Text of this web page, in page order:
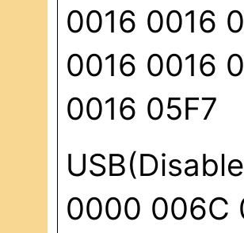
0016 0016
0016 0016
0016 05F7
0000 006C